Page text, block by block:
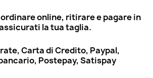
online, ritirare e pagare in
la tua taglia.
Carta di Credito, Paypal,
Postepay, Satispay